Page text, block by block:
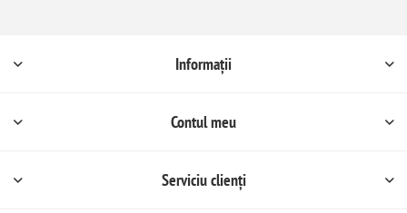
Informații
Contul meu
Serviciu clienți